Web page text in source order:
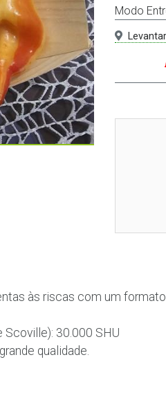
Modo
às riscas com um
Scoville): 30.000 SHU
qualidade.